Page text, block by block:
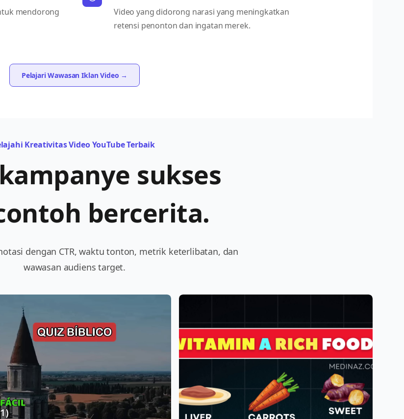
mendorong
Video yang didorong narasi yang meningkatkan
retensi penonton dan ingatan merek.
Pelajari Wawasan Iklan Video →
Kreativitas Video YouTube Terbaik
sukses
bercerita.
dengan CTR, waktu tonton, metrik keterlibatan, dan
wawasan audiens target.